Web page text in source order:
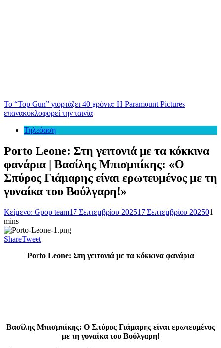
Το “Top Gun” γιορτάζει 40 χρόνια: Η Paramount Pictures
επανακυκλοφορεί την ταινία
Τηλεόαση
Porto Leone: Στη γειτονιά με τα κόκκινα
φανάρια | Βασίλης Μπισμπίκης: «Ο
Σπύρος Γιάμαρης είναι ερωτευμένος με τη
γυναίκα του Βούλγαρη!»
Κείμενο: Gpop team17 Σεπτεμβρίου 202517 Σεπτεμβρίου 202501
mins
ShareTweet
Porto Leone: Στη γειτονιά με τα κόκκινα φανάρια
Βασίλης Μπισμπίκης: Ο Σπύρος Γιάμαρης είναι ερωτευμένος
με τη γυναίκα του Βούλγαρη!